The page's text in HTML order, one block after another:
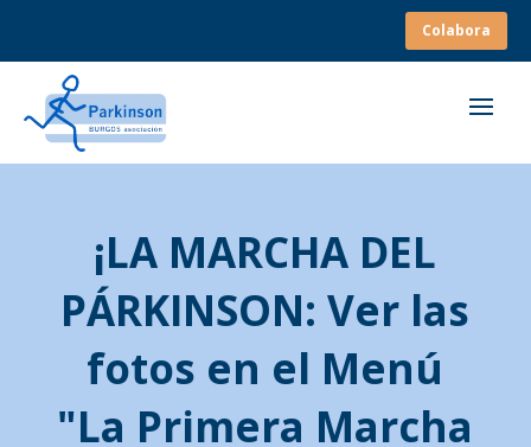
Colabora
¡LA MARCHA DEL
PÁRKINSON: Ver las
fotos en el Menú
"La Primera Marcha